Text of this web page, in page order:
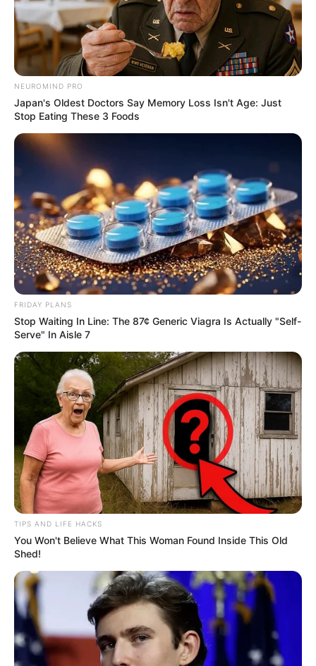
NEUROMIND PRO
Japan's Oldest Doctors Say Memory Loss Isn't Age: Just
Stop Eating These 3 Foods
FRIDAY PLANS
Stop Waiting In Line: The 87¢ Generic Viagra Is Actually "Self-
Serve" In Aisle 7
TIPS AND LIFE HACKS
You Won't Believe What This Woman Found Inside This Old
Shed!